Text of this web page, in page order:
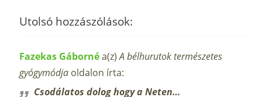
Utolsó hozzászólások:
Fazekas Gábornéa(z)A bélhurutok természetes
gyógymódja oldalon írta:
Csodálatos dolog hogy a Neten…